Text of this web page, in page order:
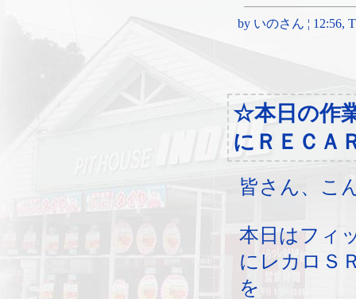
by いのさん ¦ 12:56,
☆本日の作
にＲＥＣＡ
皆さん、こ
本日はフィ
にレカロＳ
を